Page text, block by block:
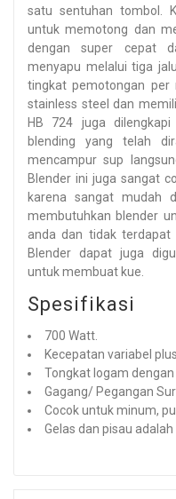
satu sentuhan tombol.
untuk memotong dan
dengan super cepat
menyapu melalui tiga
tingkat pemotongan per
stainless steel dan
HB 724 juga
blending yang telah
mencampur sup
Blender ini juga sangat
karena sangat mudah
membutuhkan blender
anda dan tidak terdapat
Blender dapat juga
untuk membuat kue.
Spesifikasi
700 Watt.
Kecepatan variabel
Tongkat logam dengan
Gagang/ Pegangan
Cocok untuk minum,
Gelas dan pisau